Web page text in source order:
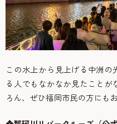
この水上から見上げる中洲
る人でもなかなか見たことが
ろん、ぜひ福岡市民の方にも